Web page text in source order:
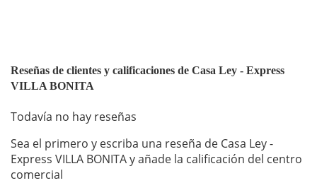
Reseñas de clientes y calificaciones de Casa Ley - Express
VILLA BONITA
Todavía no hay reseñas
Sea el primero y escriba una reseña de Casa Ley -
Express VILLA BONITA y añade la calificación del centro
comercial